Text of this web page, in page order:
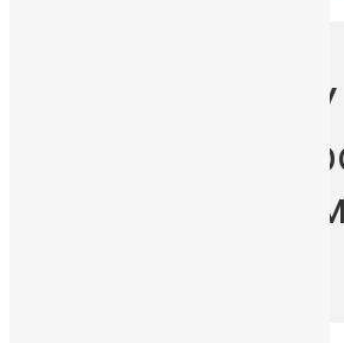
НОВОСТИ
391 более
в официальном